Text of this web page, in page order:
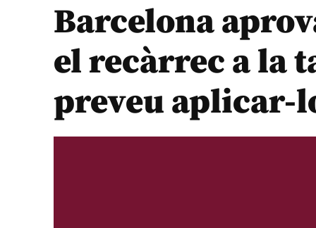
Barcelona
el recàrrec a la
preveu aplicar-